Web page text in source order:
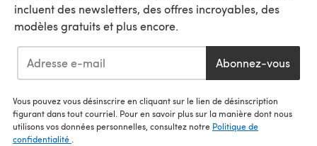
incluent des newsletters, des offres incroyables, des
modèles gratuits et plus encore.
Abonnez-vous
Vous pouvez vous désinscrire en cliquant sur le lien de désinscription
figurant dans tout courriel. Pour en savoir plus sur la manière dont nous
utilisons vos données personnelles, consultez notre Politique de
confidentialité